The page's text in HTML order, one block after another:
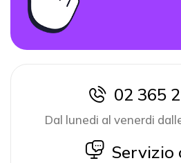
icon
02 365
Dal lunedi al venerdi
icon
Servizio